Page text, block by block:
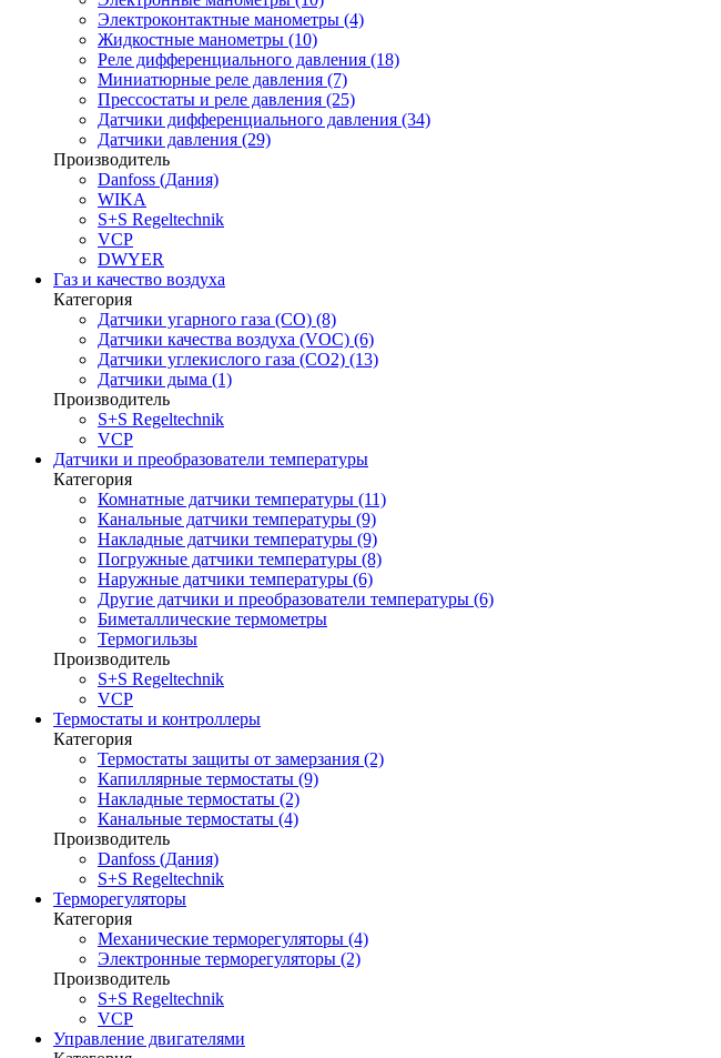
Электроконтактные манометры (4)
Жидкостные манометры (10)
Реле дифференциального давления (18)
Миниатюрные реле давления (7)
Прессостаты и реле давления (25)
Датчики дифференциального давления (34)
Датчики давления (29)
Производитель
Danfoss (Дания)
WIKA
S+S Regeltechnik
VCP
DWYER
Газ и качество воздуха
Категория
Датчики угарного газа (CO) (8)
Датчики качества воздуха (VOC) (6)
Датчики углекислого газа (CO2) (13)
Датчики дыма (1)
Производитель
S+S Regeltechnik
VCP
Датчики и преобразователи температуры
Категория
Комнатные датчики температуры (11)
Канальные датчики температуры (9)
Накладные датчики температуры (9)
Погружные датчики температуры (8)
Наружные датчики температуры (6)
Другие датчики и преобразователи температуры (6)
Биметаллические термометры
Термогильзы
Производитель
S+S Regeltechnik
VCP
Термостаты и контроллеры
Категория
Термостаты защиты от замерзания (2)
Капиллярные термостаты (9)
Накладные термостаты (2)
Канальные термостаты (4)
Производитель
Danfoss (Дания)
S+S Regeltechnik
Терморегуляторы
Категория
Механические терморегуляторы (4)
Электронные терморегуляторы (2)
Производитель
S+S Regeltechnik
VCP
Управление двигателями